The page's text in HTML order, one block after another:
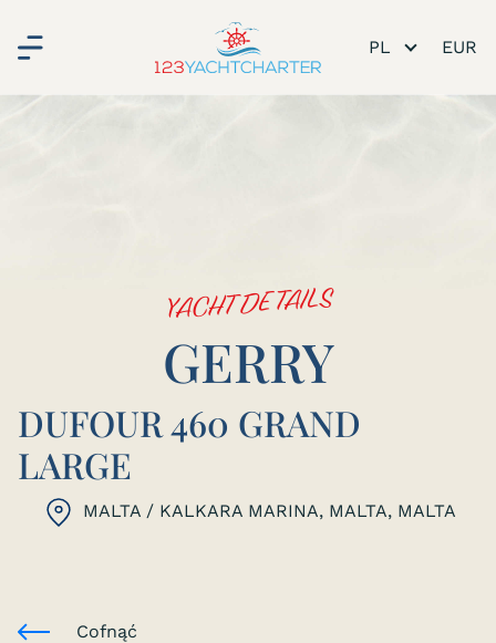
PL
YACHT DETAILS
GERRY
DUFOUR 460 GRAND
LARGE
MALTA / KALKARA MARINA, MALTA, MALTA
Cofnąć